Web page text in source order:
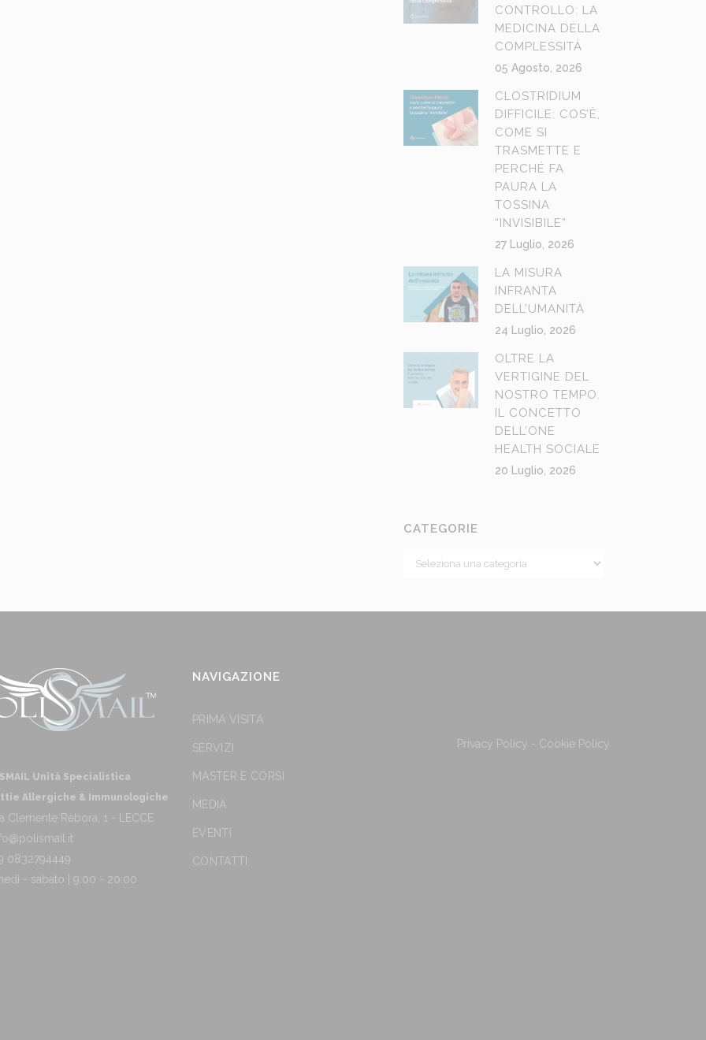
CONTROLLO: LA
MEDICINA DELLA
COMPLESSITÀ
05 Agosto, 2026
CLOSTRIDIUM
DIFFICILE: COS’È,
COME SI
TRASMETTE E
PERCHÉ FA
PAURA LA
TOSSINA
“INVISIBILE”
27 Luglio, 2026
LA MISURA
INFRANTA
DELL’UMANITÀ
24 Luglio, 2026
OLTRE LA
VERTIGINE DEL
NOSTRO TEMPO.
IL CONCETTO
DELL’ONE
HEALTH SOCIALE
20 Luglio, 2026
CATEGORIE
Unità Specialistica
Allergiche & Immunologiche
Clemente Rebora, 1 - LECCE
0832794449
- sabato | 9:00 - 20:00
NAVIGAZIONE
PRIMA VISITA
SERVIZI
MASTER E CORSI
MEDIA
EVENTI
CONTATTI
Privacy Policy - Cookie Policy